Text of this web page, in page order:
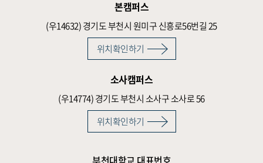
본캠퍼스
(우14632)경기도 부천시 원미구 신흥로56번길 25
위치확인하기
소사캠퍼스
(우14774)경기도 부천시 소사구 소사로 56
위치확인하기
부천대학교 대표번호